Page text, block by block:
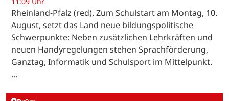
Rheinland-Pfalz (red). Zum Schulstart am Montag, 10.
August, setzt das Land neue bildungspolitische
Schwerpunkte: Neben zusätzlichen Lehrkräften und
neuen Handyregelungen stehen Sprachförderung,
Ganztag, Informatik und Schulsport im Mittelpunkt.
…